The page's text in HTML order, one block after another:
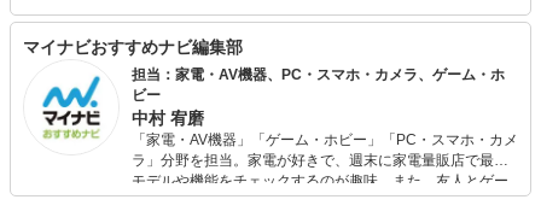
IT環境保守が専門です。 個人、事業所問わず提案型技術ア
ドバイザーとしてIT環境のリプレース、リペアを数多く成
功させています。 メディアへの記事監修協力、IT記事寄稿
なども行っています。
マイナビおすすめナビ編集部
担当：家電・AV機器、PC・スマホ・カメラ、ゲーム・ホ
ビー
中村 宥磨
「家電・AV機器」「ゲーム・ホビー」「PC・スマホ・カメ
ラ」分野を担当。家電が好きで、週末に家電量販店で最新
モデルや機能をチェックするのが趣味。また、友人とゲー
ムを楽しみながら、新作タイトルやイベント情報もいち早